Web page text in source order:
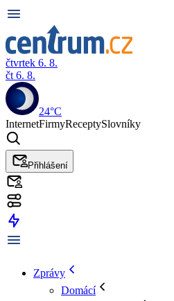
čtvrtek 6. 8.
čt 6. 8.
24°C
InternetFirmyReceptySlovníky
Přihlášení
Zprávy
Domácí